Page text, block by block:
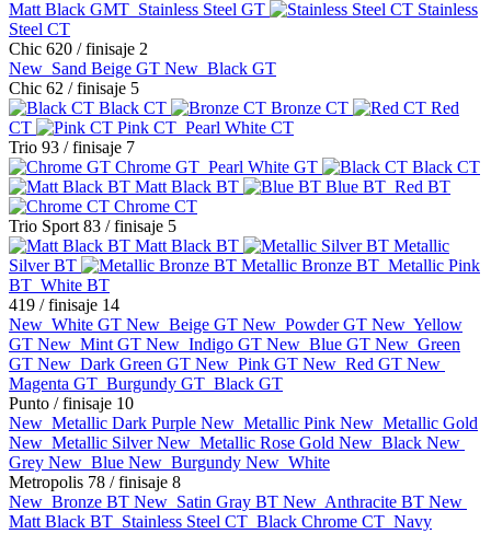
Matt Black GMT Stainless Steel GT
Stainless
Steel CT
Chic 620 / finisaje 2
New Sand Beige GT New Black GT
Chic 62 / finisaje 5
Black CT
Bronze CT
Red
CT
Pink CT Pearl White CT
Trio 93 / finisaje 7
Chrome GT Pearl White GT
Black CT
Matt Black BT
Blue BT Red BT
Chrome CT
Trio Sport 83 / finisaje 5
Matt Black BT
Metallic
Silver BT
Metallic Bronze BT Metallic Pink
BT White BT
419 / finisaje 14
New White GT New Beige GT New Powder GT New Yellow
GT New Mint GT New Indigo GT New Blue GT New Green
GT New Dark Green GT New Pink GT New Red GT New
Magenta GT Burgundy GT Black GT
Punto / finisaje 10
New Metallic Dark Purple New Metallic Pink New Metallic Gold
New Metallic SilverNew Metallic Rose Gold New Black New
Grey New Blue New Burgundy New White
Metropolis 78 / finisaje 8
New Bronze BT New Satin Gray BT New Anthracite BT New
Matt Black BT Stainless Steel CT Black Chrome CT Navy